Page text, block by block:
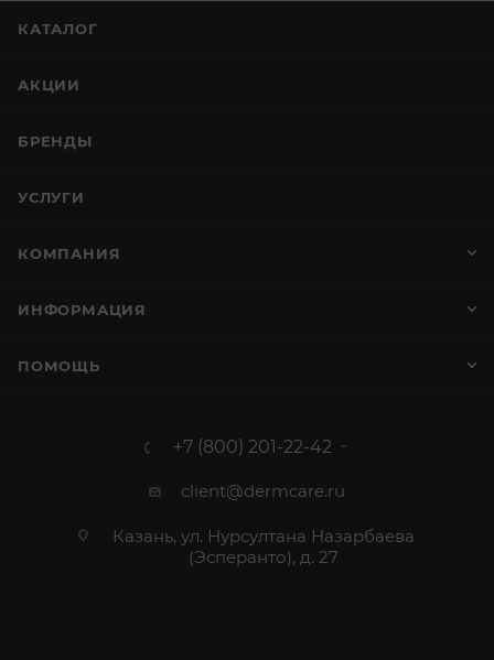
КАТАЛОГ
АКЦИИ
БРЕНДЫ
УСЛУГИ
КОМПАНИЯ
ИНФОРМАЦИЯ
ПОМОЩЬ
+7 (800) 201-22-42
client@dermcare.ru
Казань, ул. Нурсултана Назарбаева
(Эсперанто), д. 27